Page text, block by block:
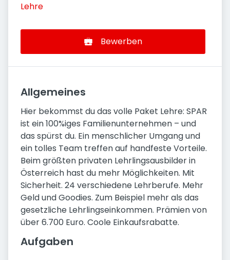
Lehre
Bewerben
Allgemeines
Hier bekommst du das volle Paket Lehre: SPAR
ist ein 100%iges Familienunternehmen – und
das spürst du. Ein menschlicher Umgang und
ein tolles Team treffen auf handfeste Vorteile.
Beim größten privaten Lehrlingsausbilder in
Österreich hast du mehr Möglichkeiten. Mit
Sicherheit. 24 verschiedene Lehrberufe. Mehr
Geld und Goodies. Zum Beispiel mehr als das
gesetzliche Lehrlingseinkommen. Prämien von
über 6.700 Euro. Coole Einkaufsrabatte.
Aufgaben